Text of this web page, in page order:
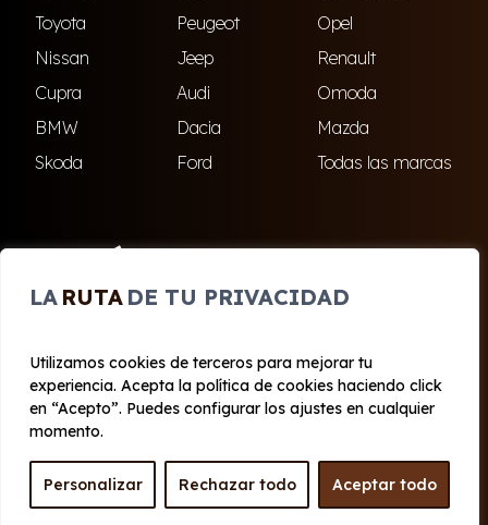
LA RUTA DE TU PRIVACIDAD
Utilizamos cookies de terceros para mejorar tu
experiencia. Acepta la política de cookies haciendo click
en “Acepto”. Puedes configurar los ajustes en cualquier
momento.
Personalizar Rechazar todo Aceptar todo
Toyota
Peugeot
Opel
Nissan
Jeep
Renault
Cupra
Audi
Omoda
BMW
Dacia
Mazda
Skoda
Ford Todas las marcas
El Ejido Roquetas de Mar
© 2020 - 2026 Cabo Renting
Aviso legal y Privacidad